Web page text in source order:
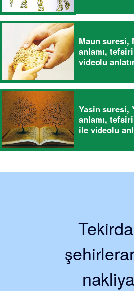
Maun suresi,
anlamı,
videolu
Yasin suresi,
anlamı,
ile videolu